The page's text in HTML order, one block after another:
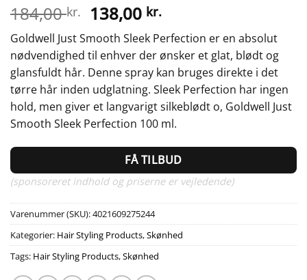
184,00kr. Den
oprindelige
pris
var:
184,00 kr..
138,00 kr.Den
aktuelle
pris
er:
138,00 kr..
Goldwell Just Smooth Sleek Perfection er en absolut
nødvendighed til enhver der ønsker et glat, blødt og
glansfuldt hår. Denne spray kan bruges direkte i det
tørre hår inden udglatning. Sleek Perfection har ingen
hold, men giver et langvarigt silkeblødt o, Goldwell Just
Smooth Sleek Perfection 100 ml.
FÅ TILBUD
(sponsoreret indhold og priserne er vejledende)
Varenummer (SKU):4021609275244
Kategorier: Hair Styling Products,Skønhed
Tags: Hair Styling Products,Skønhed